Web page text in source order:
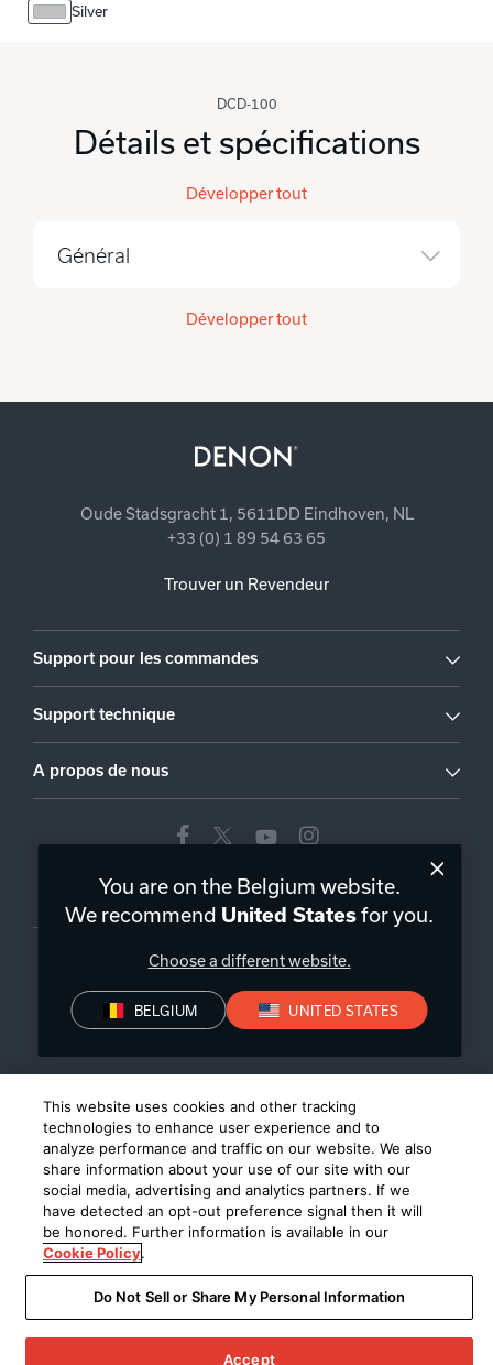
Silver
DCD-100
Détails et spécifications
Développer tout
Général
Développer tout
Oude Stadsgracht 1, 5611DD Eindhoven, NL
+33 (0) 1 89 54 63 65
Trouver un Revendeur
Support pour les commandes
Support technique
A propos de nous
Belgique|FR
Politique de confidentialité
Déclaration de conformité
reserved.
You are on the Belgium website.
We recommend United Statesfor you.
Choose a different website.
BELGIUM UNITED STATES
This website uses cookies and other tracking
technologies to enhance user experience and to
analyze performance and traffic on our website. We also
share information about your use of our site with our
social media, advertising and analytics partners. If we
have detected an opt-out preference signal then it will
be honored. Further information is available in our
Cookie Policy.
Do Not Sell or Share My Personal Information
Accept